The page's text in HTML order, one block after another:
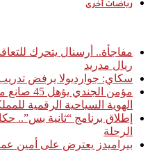
رياضات أخرى
مفاجأة.. أرسنال يتحرك
ريال مدريد
سكاي: جوارديولا يرفض
مؤمن
الهوية السياحية الرقمية
إطلاق برنامج “ثانية بس”..
الرحلة
بيراميدز يعترض على أمين